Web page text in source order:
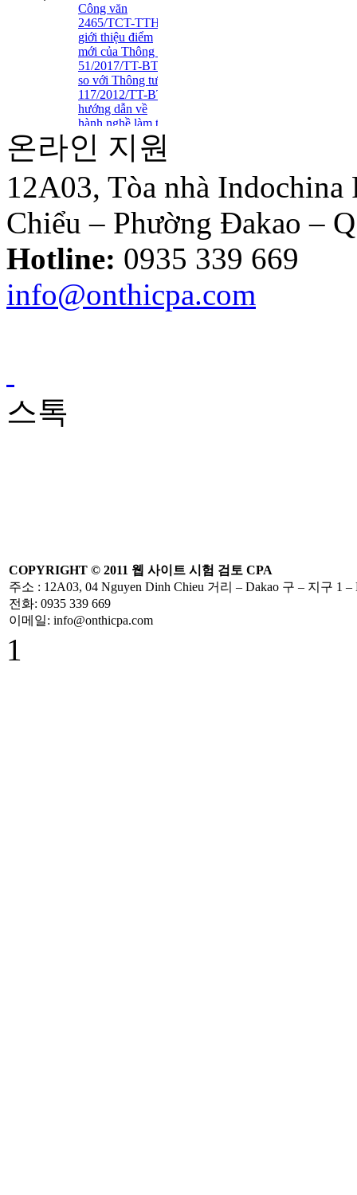
Công văn
2465/TCT-TTHT
giới thiệu điểm
mới của Thông tư
51/2017/TT-BTC
so với Thông tư
117/2012/TT-BTC
hướng dẫn về
hành nghề làm thủ
tục về thuế
Tuyển Dụng Trợ Lý Kiểm
Toán Năm 2016
Thông tư số
39/2014/TT-BTC:
Một số quy định
mới về hóa đơn..
Công Văn
586/TCT-CS
Hướng dẫn các nội
dung chính sách
온라인 지원
12A03, Tòa nhà
Chiểu – Phường Đakao –
Hotline: 0935 339 669
info@onthicpa.com
스톡
COPYRIGHT © 2011 웹 사이트 시험 검토 CPA
주소 : 12A03, 04 Nguyen Dinh Chieu 거리 – Dakao 구 – 지구 1 –
전화: 0935 339 669
이메일: info@onthicpa.com
1